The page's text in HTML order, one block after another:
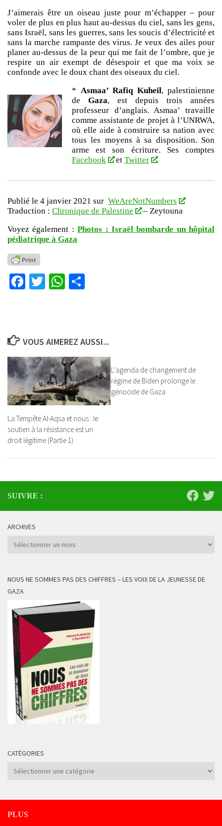
J’aimerais être un oiseau juste pour m’échapper – pour
voler de plus en plus haut au-dessus du ciel, sans les gens,
sans Israël, sans les guerres, sans les soucis d’électricité et
sans la marche rampante des virus. Je veux des ailes pour
planer au-dessus de la peur qui me fait de l’ombre, que je
respire un air exempt de désespoir et que ma voix se
confonde avec le doux chant des oiseaux du ciel.
* Asmaa’ Rafiq Kuheil, palestinienne
de Gaza, est depuis trois années
professeur d’anglais. Asmaa’ travaille
comme assistante de projet à l’UNRWA,
où elle aide à construire sa nation avec
tous les moyens à sa disposition. Son
arme est son écriture. Ses comptes
Facebook
et Twitter .
Publié le 4 janvier 2021 sur WeAreNotNumbers
Traduction : Chronique de Palestine
– Zeytouna
Voyez également : Photos : Israël bombarde un hôpital
pédiatrique à Gaza
Facebook
TwitterWhatsApp
VOUS AIMEREZ AUSSI...
La Tempête Al-Aqsa et nous : le
soutien à la résistance est un
droit légitime (Partie 1)
L’agenda de changement de
régime de Biden prolonge le
génocide de Gaza
SUIVRE :
ARCHIVES
Archives
NOUS NE SOMMES PAS DES CHIFFRES – LES VOIX DE LA JEUNESSE DE
GAZA
CATÉGORIES
Catégories
PLUS